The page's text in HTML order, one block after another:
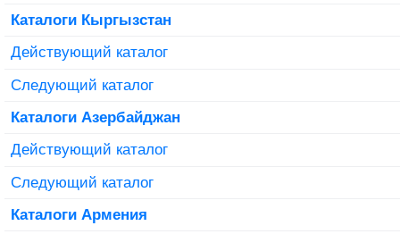
Каталоги Кыргызстан
Действующий каталог
Следующий каталог
Каталоги Азербайджан
Действующий каталог
Следующий каталог
Каталоги Армения